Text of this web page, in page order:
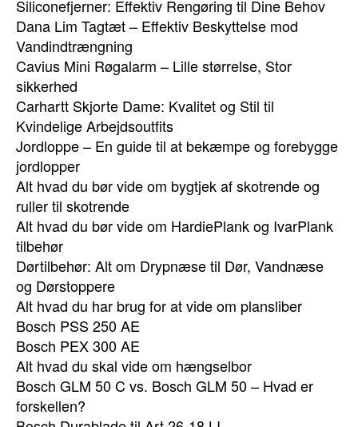
Siliconefjerner: Effektiv Rengøring til Dine Behov
Dana Lim Tagtæt – Effektiv Beskyttelse mod
Vandindtrængning
Cavius Mini Røgalarm – Lille størrelse, Stor
sikkerhed
Carhartt Skjorte Dame: Kvalitet og Stil til
Kvindelige Arbejdsoutfits
Jordloppe – En guide til at bekæmpe og forebygge
jordlopper
Alt hvad du bør vide om bygtjek af skotrende og
ruller til skotrende
Alt hvad du bør vide om HardiePlank og IvarPlank
tilbehør
Dørtilbehør: Alt om Drypnæse til Dør, Vandnæse
og Dørstoppere
Alt hvad du har brug for at vide om plansliber
Bosch PSS 250 AE
Bosch PEX 300 AE
Alt hvad du skal vide om hængselbor
Bosch GLM 50 C vs. Bosch GLM 50 – Hvad er
forskellen?